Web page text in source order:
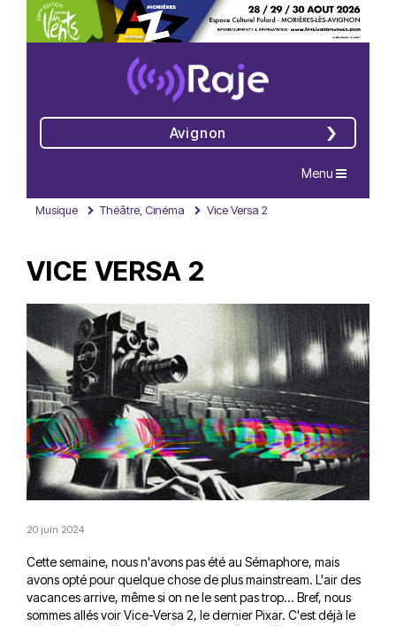
Avignon
Navigation
Menu
Musique Théâtre, Cinéma Vice Versa 2
VICE VERSA 2
20 juin 2024
Cette semaine, nous n'avons pas été au Sémaphore, mais
avons opté pour quelque chose de plus mainstream. L'air des
vacances arrive, même si on ne le sent pas trop... Bref, nous
sommes allés voir Vice-Versa 2, le dernier Pixar. C'est déjà le